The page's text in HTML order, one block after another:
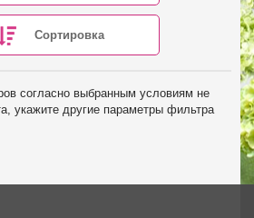
Сортировка
согласно выбранным условиям не
укажите другие параметры фильтра